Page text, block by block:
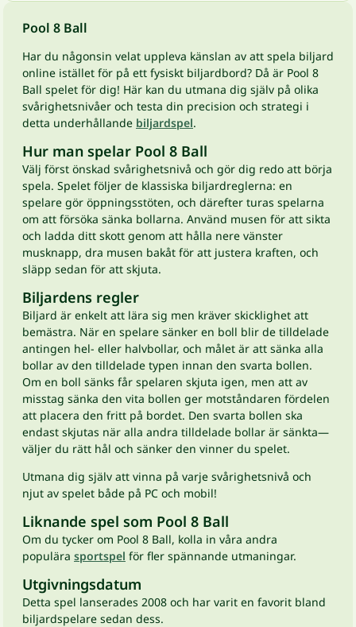
Pool 8 Ball
Har du någonsin velat uppleva känslan av att spela biljard
online istället för på ett fysiskt biljardbord? Då är Pool 8
Ball spelet för dig! Här kan du utmana dig själv på olika
svårighetsnivåer och testa din precision och strategi i
detta underhållande biljardspel.
Hur man spelar Pool 8 Ball
Välj först önskad svårighetsnivå och gör dig redo att börja
spela. Spelet följer de klassiska biljardreglerna: en
spelare gör öppningsstöten, och därefter turas spelarna
om att försöka sänka bollarna. Använd musen för att sikta
och ladda ditt skott genom att hålla nere vänster
musknapp, dra musen bakåt för att justera kraften, och
släpp sedan för att skjuta.
Biljardens regler
Biljard är enkelt att lära sig men kräver skicklighet att
bemästra. När en spelare sänker en boll blir de tilldelade
antingen hel- eller halvbollar, och målet är att sänka alla
bollar av den tilldelade typen innan den svarta bollen.
Om en boll sänks får spelaren skjuta igen, men att av
misstag sänka den vita bollen ger motståndaren fördelen
att placera den fritt på bordet. Den svarta bollen ska
endast skjutas när alla andra tilldelade bollar är sänkta—
väljer du rätt hål och sänker den vinner du spelet.
Utmana dig själv att vinna på varje svårighetsnivå och
njut av spelet både på PC och mobil!
Liknande spel som Pool 8 Ball
Om du tycker om Pool 8 Ball, kolla in våra andra
populära sportspel för fler spännande utmaningar.
Utgivningsdatum
Detta spel lanserades 2008 och har varit en favorit bland
biljardspelare sedan dess.